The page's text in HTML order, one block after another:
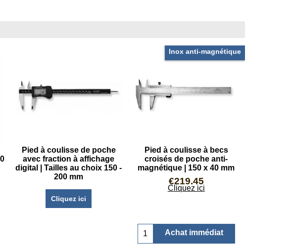
Pied à coulisse de poche
avec fraction à affichage
digital | Tailles au choix 150 -
200 mm
Cliquez ici
Inox anti-magnétique
Pied à coulisse à becs
croisés de poche anti-
magnétique | 150 x 40 mm
€219.45
Cliquez ici
Achat immédiat